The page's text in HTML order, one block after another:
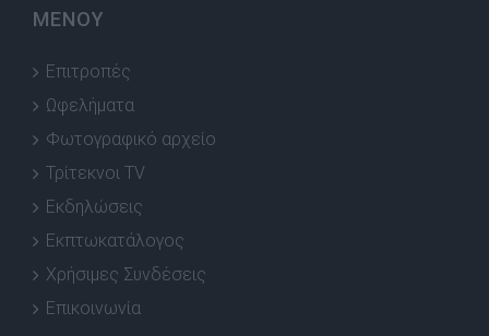
ΜΕΝΟΥ
Επιτροπές
Ωφελήματα
Φωτογραφικό αρχείο
Τρίτεκνοι TV
Εκδηλώσεις
Εκπτωκατάλογος
Χρήσιμες Συνδέσεις
Επικοινωνία